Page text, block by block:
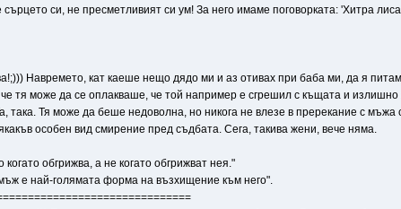
си, не пресметливият си ум! За него имаме поговорката: 'Хитра
Навремето, кат каеше нещо дядо ми и аз отивах при баба ми, да я
тя може да се оплакваше, че той например е сгрешил с къщата и
така. Тя може да беше недоволна, но никога не влезе в пререкание с
особен вид смирение пред съдбата. Сега, такива жени, вече няма.
обгрижва, а не когато обгрижват нея."
е най-голямата форма на възхищение към него".